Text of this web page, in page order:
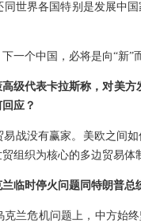
世界各国特别是发展中
一个中国，必将是向“新”
级代表卡拉斯称，对美
应？
战没有赢家。美欧之间
组织为核心的多边贸易体
临时停火问题同特朗普总
兰危机问题上，中方始